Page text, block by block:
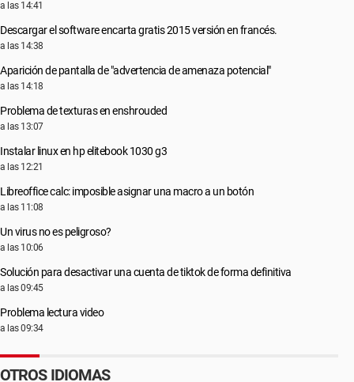
a las 14:41
Descargar el software encarta gratis 2015 versión en francés.
a las 14:38
Aparición de pantalla de "advertencia de amenaza potencial"
a las 14:18
Problema de texturas en enshrouded
a las 13:07
Instalar linux en hp elitebook 1030 g3
a las 12:21
Libreoffice calc: imposible asignar una macro a un botón
a las 11:08
Un virus no es peligroso?
a las 10:06
Solución para desactivar una cuenta de tiktok de forma definitiva
a las 09:45
Problema lectura video
a las 09:34
OTROS IDIOMAS